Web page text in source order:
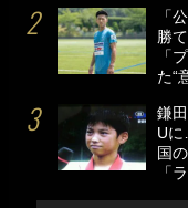
「
勝
「
た“
鎌
Uに
国
「